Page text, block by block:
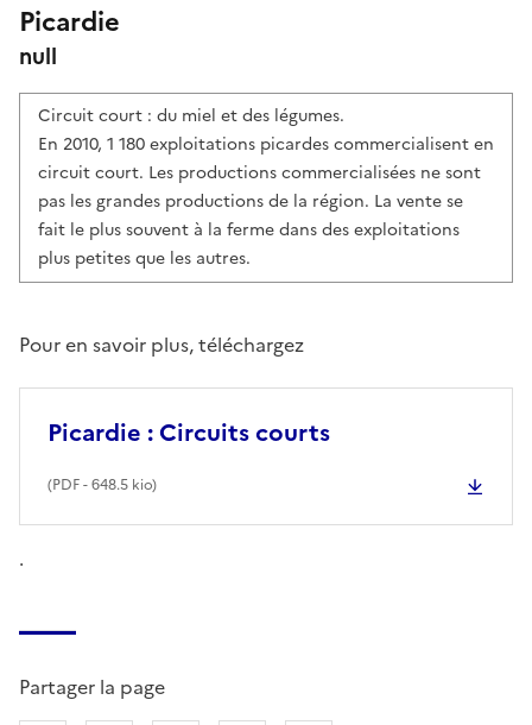
Picardie
null
Circuit court : du miel et des légumes.
En 2010, 1 180 exploitations picardes commercialisent en
circuit court. Les productions commercialisées ne sont
pas les grandes productions de la région. La vente se
fait le plus souvent à la ferme dans des exploitations
plus petites que les autres.
Pour en savoir plus, téléchargez
Picardie : Circuits courts
(PDF- 648.5 kio)
.
Partager la page